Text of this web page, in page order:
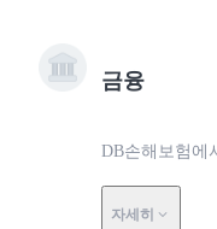
금융
DB손해보험에
자세히